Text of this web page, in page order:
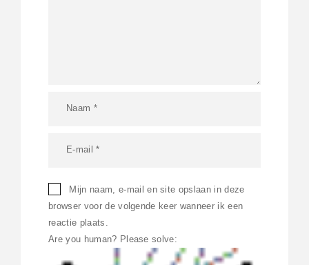
Mijn naam, e-mail en site opslaan in deze
browser voor de volgende keer wanneer ik een
reactie plaats.
Are you human? Please solve: